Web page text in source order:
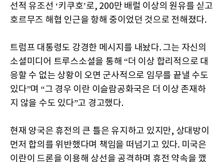
선적 유조선 ‘키쿠호’로, 200만 배럴 이상의 원유를 싣고
호르무즈 해협 인근을 항해 중이었던 것으로 전해졌다.
트럼프 대통령도 강경한 메시지를 내놨다. 그는 자신의
소셜미디어 트루스소셜을 통해 “더 이상 합리적으로 대
응할 수 없는 상황이 오면 군사적으로 임무를 끝낼 수도
있다”며 “그 경우 이란 이슬람공화국은 더 이상 존재하
지 않을 수도 있다”고 경고했다.
현재 양국은 휴전의 큰 틀은 유지하고 있지만, 상대방이
먼저 합의를 위반했다며 책임을 떠넘기고 있다. 미국은
이란이 드론을 이용해 상선을 공격하며 휴전 약속을 깼